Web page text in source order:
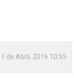
1 de Abril, 2016 10:55